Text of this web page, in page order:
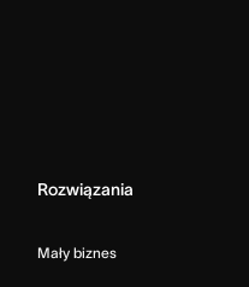
Rozwiązania
Mały biznes